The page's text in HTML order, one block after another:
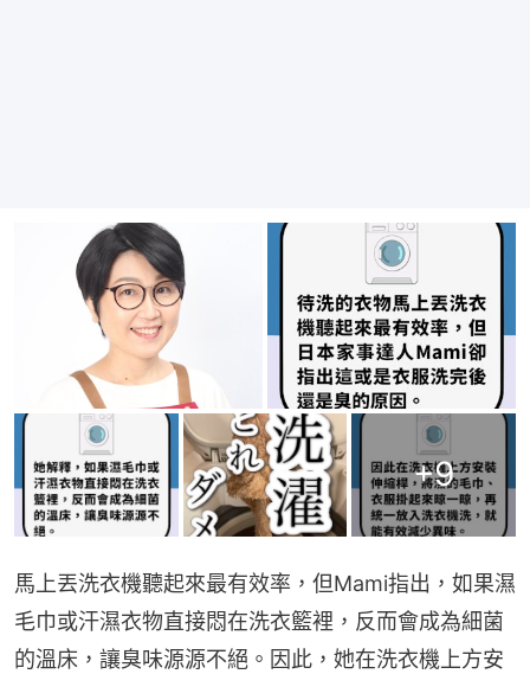
+9
馬上丟洗衣機聽起來最有效率，但Mami指出，如果濕
毛巾或汗濕衣物直接悶在洗衣籃裡，反而會成為細菌
的溫床，讓臭味源源不絕。因此，她在洗衣機上方安